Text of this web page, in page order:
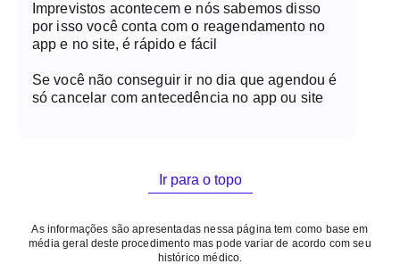
Imprevistos acontecem e nós sabemos disso
por isso você conta com o reagendamento no
app e no site, é rápido e fácil
Se você não conseguir ir no dia que agendou é
só cancelar com antecedência no app ou site
Ir para o topo
As informações são apresentadas nessa página tem como base em
média geral deste procedimento mas pode variar de acordo com seu
histórico médico.